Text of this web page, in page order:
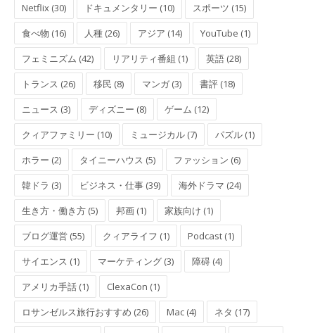
Netflix (30)
ドキュメンタリー (10)
スポーツ (15)
食べ物 (16)
人種 (26) アジア (14)
YouTube (1)
フェミニズム (42)
リアリティ番組 (1)
英語 (28)
トランス (26)
移民 (8) マンガ (3)
書評 (18)
ニュース (3)
ディズニー (8)
ゲーム (12)
クィアファミリー (10)
ミュージカル (7)
パズル (1)
ホラー (2)
タイニーハウス (5)
ファッション (6)
韓ドラ (3)
ビジネス・仕事 (39)
海外ドラマ (24)
生き方・働き方 (5)
邦画 (1)
家族向け (1)
ブログ運営 (55)
クィアライフ (1)
Podcast (1)
サイエンス (1)
マーケティング (3)
障碍 (4)
アメリカ手話 (1)
ClexaCon (1)
ロサンゼルス旅行おすすめ (26)
Mac (4)
ネタ (17)